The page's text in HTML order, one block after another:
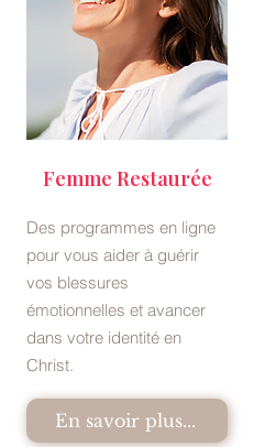
Femme Restaurée
Des programmes en ligne
pour vous aider à guérir
vos blessures
émotionnelles et avancer
dans votre identité en
Christ.
En savoir plus...